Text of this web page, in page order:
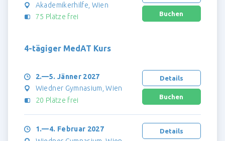
Akademikerhilfe, Wien
75 Plätze frei
4-tägiger MedAT Kurs
2.—5. Jänner 2027
Wiedner Gymnasium, Wien
20 Plätze frei
Details
1.—4. Februar 2027
Details